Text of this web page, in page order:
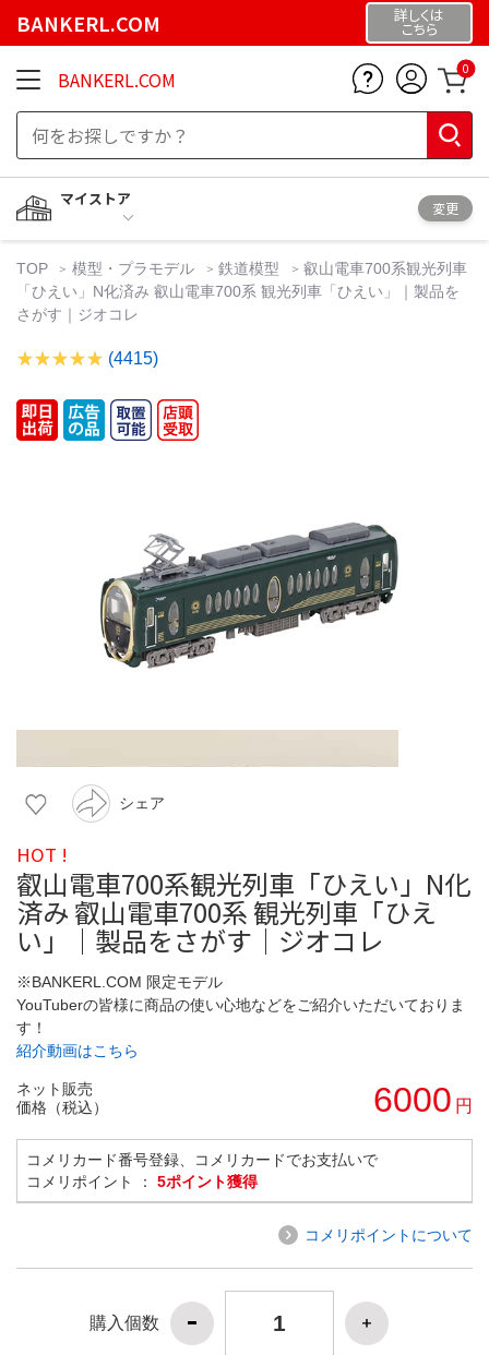
BANKERL.COM 詳しくは
こちら
BANKERL.COM 0
マイストア
変更
TOP 模型・プラモデル 鉄道模型
叡山電車700系観光列車
「ひえい」N化済み 叡山電車700系 観光列車「ひえい」｜製品を
さがす｜ジオコレ
(4415)
シェア
HOT !
叡山電車700系観光列車「ひえい」N化
済み 叡山電車700系 観光列車「ひえ
い」｜製品をさがす｜ジオコレ
※BANKERL.COM 限定モデル
YouTuberの皆様に商品の使い心地などをご紹介いただいておりま
す！
紹介動画はこちら
ネット販売
価格（税込）
6000 円
コメリカード番号登録、コメリカードでお支払いで
コメリポイント ： 5ポイント獲得
コメリポイントについて
購入個数